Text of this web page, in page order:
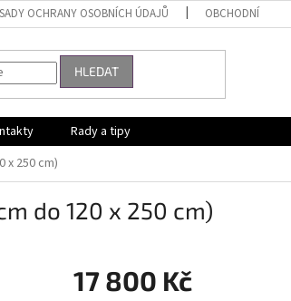
OCHRANY OSOBNÍCH ÚDAJŮ OBCHODNÍ
HLEDAT
Rady a tipy
x 250 cm)
do 120 x 250 cm)
17 800 Kč